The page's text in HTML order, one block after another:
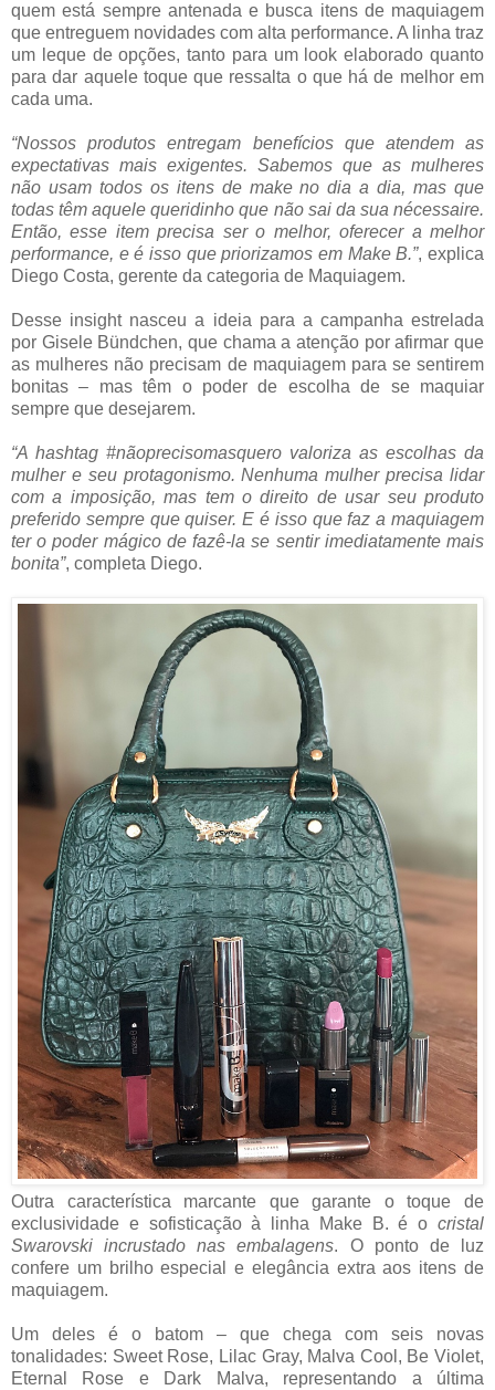
quem está sempre antenada e busca itens de maquiagem
que entreguem novidades com alta performance. A linha traz
um leque de opções, tanto para um look elaborado quanto
para dar aquele toque que ressalta o que há de melhor em
cada uma.
“Nossos produtos entregam benefícios que atendem as
expectativas mais exigentes. Sabemos que as mulheres
não usam todos os itens de make no dia a dia, mas que
todas têm aquele queridinho que não sai da sua nécessaire.
Então, esse item precisa ser o melhor, oferecer a melhor
performance, e é isso que priorizamos em Make B.”, explica
Diego Costa, gerente da categoria de Maquiagem.
Desse insight nasceu a ideia para a campanha estrelada
por Gisele Bündchen, que chama a atenção por afirmar que
as mulheres não precisam de maquiagem para se sentirem
bonitas – mas têm o poder de escolha de se maquiar
sempre que desejarem.
“A hashtag #nãoprecisomasquero valoriza as escolhas da
mulher e seu protagonismo. Nenhuma mulher precisa lidar
com a imposição, mas tem o direito de usar seu produto
preferido sempre que quiser. E é isso que faz a maquiagem
ter o poder mágico de fazê-la se sentir imediatamente mais
bonita”, completa Diego.
Outra característica marcante que garante o toque de
exclusividade e sofisticação à linha Make B. é o cristal
Swarovski incrustado nas embalagens. O ponto de luz
confere um brilho especial e elegância extra aos itens de
maquiagem.
Um deles é o batom – que chega com seis novas
tonalidades: Sweet Rose, Lilac Gray, Malva Cool, Be Violet,
Eternal Rose e Dark Malva, representando a última